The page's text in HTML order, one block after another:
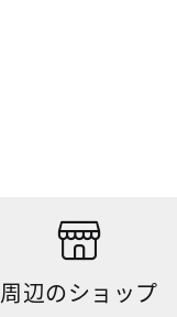
周辺のショップ